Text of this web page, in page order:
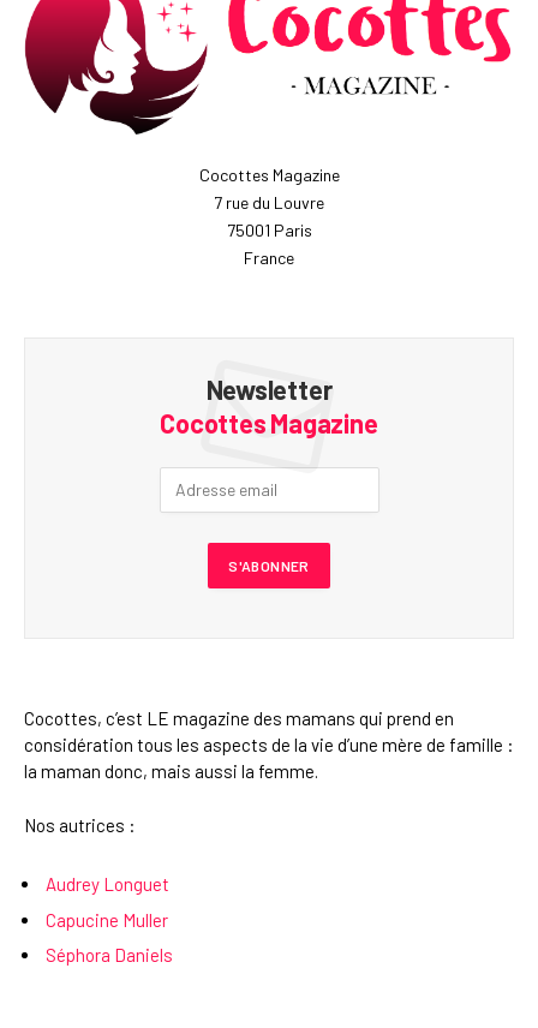
Cocottes Magazine
7 rue du Louvre
75001 Paris
France
Newsletter
Cocottes Magazine
Cocottes, c’est LE magazine des mamans qui prend en
considération tous les aspects de la vie d’une mère de famille :
la maman donc, mais aussi la femme.
Nos autrices :
Audrey Longuet
Capucine Muller
Séphora Daniels